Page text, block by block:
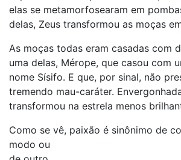
elas se metamorfosearam em
delas, Zeus transformou as moças
As moças todas eram casadas com
uma delas, Mérope, que casou com
nome Sísifo. E que, por sinal, não
tremendo mau-caráter.
transformou na estrela menos
Como se vê, paixão é sinônimo de
modo ou